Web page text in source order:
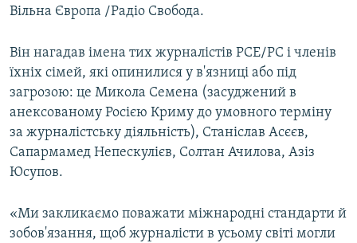
Вільна Європа /Радіо Свобода.
Він нагадав імена тих журналістів РСЕ/РС і членів
їхніх сімей, які опинилися у в'язниці або під
загрозою: це Микола Семена (засуджений в
анексованому Росією Криму до умовного терміну
за журналістську діяльність), Станіслав Асєєв,
Сапармамед Непескулієв, Солтан Ачилова, Азіз
Юсупов.
«Ми закликаємо поважати міжнародні стандарти й
зобов'язання, щоб журналісти в усьому світі могли